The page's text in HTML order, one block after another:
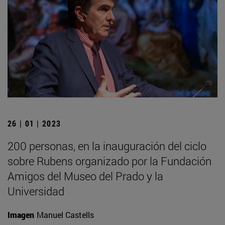
26 | 01 | 2023
200 personas, en la inauguración del ciclo
sobre Rubens organizado por la Fundación
Amigos del Museo del Prado y la
Universidad
Imagen Manuel Castells